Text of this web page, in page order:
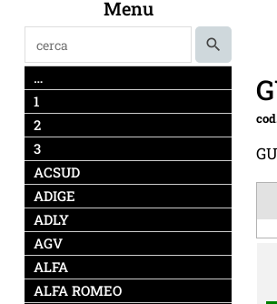
Menu
…
1
2
3
ACSUD
ADIGE
ADLY
AGV
ALFA
ALFA ROMEO